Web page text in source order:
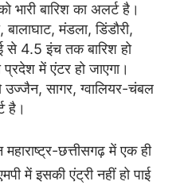
बारिश का अलर्ट है।
बालाघाट, मंडला, डिंडौरी,
4.5 इंच तक बारिश हो
में एंटर हो जाएगा।
सागर, ग्वालियर-चंबल
है।
छत्तीसगढ़ में एक ही
में इसकी एंट्री नहीं हो पाई